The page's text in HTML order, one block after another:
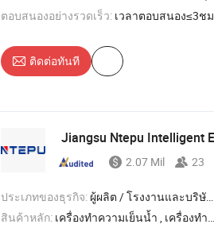
ตอบสนองอย่างรวดเร็ว: เวลาตอบสนอง≤3ชม
ติดต่อทันที
Jiangsu Ntepu Intelligent
2.07 Mil 23
ประเภทของธุรกิจ: ผู้ผลิต / โรงงานและบริษัทผู้ค้า
สินค้าหลัก: เครื่องทำความเย็นน้ำ , เครื่องทำความเย็นน้ำแบบอากาศ , เครื่องควบคุมอุณหภูมิแม่พิมพ์ , เครื่องอบแห้งลดความชื้น , เครื่องสกรู